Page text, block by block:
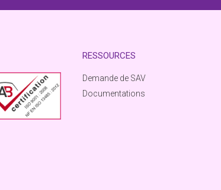
RESSOURCES
Demande de SAV
Documentations